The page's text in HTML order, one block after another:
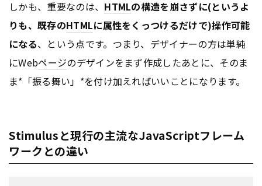
しかも、重要なのは、 HTMLの構造を崩さずに(というよ
りも、既存のHTMLに属性をくっつけるだけで)操作可能
になる、という点です。つまり、デザイナーの方は単純
にWebページのデザインをまず作成したあとに、そのま
ま*「振る舞い」*を付け加えればいいことになります。
Stimulusと現行の主流なJavaScriptフレーム
ワークとの違い